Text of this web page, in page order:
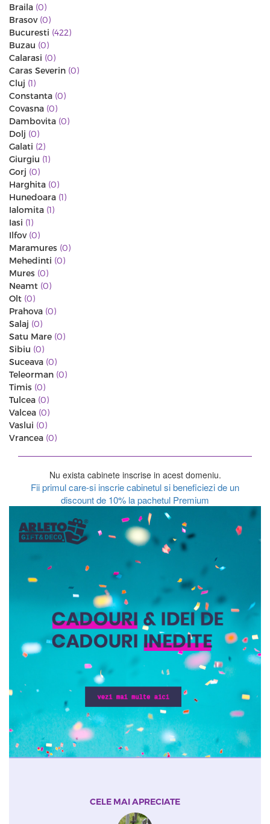
Braila (0)
Brasov (0)
Bucuresti (422)
Buzau (0)
Calarasi (0)
Caras Severin (0)
Cluj (1)
Constanta (0)
Covasna (0)
Dambovita (0)
Dolj (0)
Galati (2)
Giurgiu (1)
Gorj (0)
Harghita (0)
Hunedoara (1)
Ialomita (1)
Iasi (1)
Ilfov (0)
Maramures (0)
Mehedinti (0)
Mures (0)
Neamt (0)
Olt (0)
Prahova (0)
Salaj (0)
Satu Mare (0)
Sibiu (0)
Suceava (0)
Teleorman (0)
Timis (0)
Tulcea (0)
Valcea (0)
Vaslui (0)
Vrancea (0)
Nu exista cabinete inscrise in acest domeniu.
Fii primul care-si inscrie cabinetul si beneficiezi de un
discount de 10% la pachetul Premium
CELE MAI APRECIATE